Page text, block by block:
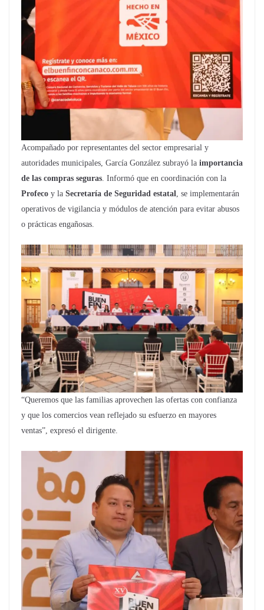
Acompañado por representantes del sector empresarial y
autoridades municipales, García González subrayó la importancia
de las compras seguras. Informó que en coordinación con la
Profeco y la Secretaría de Seguridad estatal, se implementarán
operativos de vigilancia y módulos de atención para evitar abusos
o prácticas engañosas.
“Queremos que las familias aprovechen las ofertas con confianza
y que los comercios vean reflejado su esfuerzo en mayores
ventas”, expresó el dirigente.